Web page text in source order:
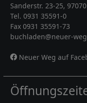
Sanderstr. 23-25,
Tel. 0931 35591-0
Fax 0931 35591-73
buchladen@neuer-
Neuer Weg auf